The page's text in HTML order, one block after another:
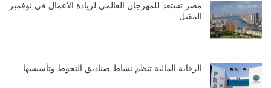
مصر تستعد للمهرجان العالمي لريادة الأعمال في نوفمبر
المقبل
الرقابة المالية تنظم نشاط صناديق التحوط وتأسيسها